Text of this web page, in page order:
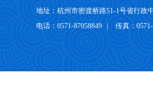
地址：杭州市密渡桥路51-1号省行政
电话：0571-87058849
传真：